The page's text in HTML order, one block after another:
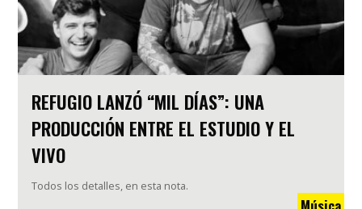
REFUGIO LANZÓ “MIL DÍAS”: UNA
PRODUCCIÓN ENTRE EL ESTUDIO Y EL
VIVO
Todos los detalles, en esta nota.